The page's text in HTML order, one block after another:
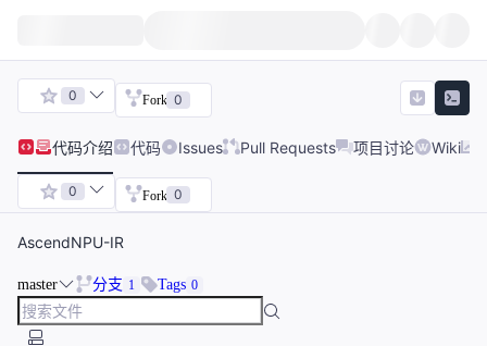
0 Fork 0
代码介绍 代码 Issues Pull Requests 项目讨论 Wiki
0 Fork 0
AscendNPU-IR
master 分支 1 Tags 0